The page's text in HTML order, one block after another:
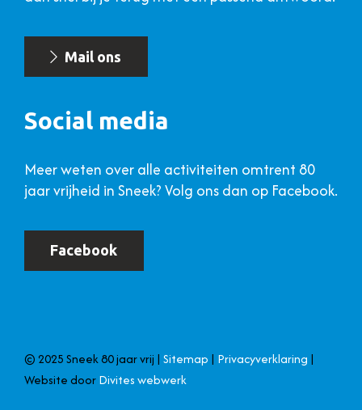
Mail ons
Social media
Meer weten over alle activiteiten omtrent 80
jaar vrijheid in Sneek? Volg ons dan op Facebook.
Facebook
© 2025 Sneek 80 jaar vrij | Sitemap | Privacyverklaring |
Website doorDivites webwerk